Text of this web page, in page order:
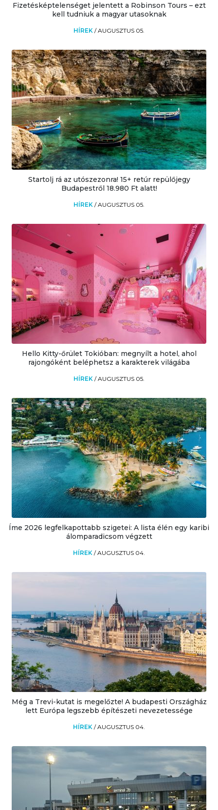
Fizetésképtelenséget jelentett a Robinson Tours – ezt
kell tudniuk a magyar utasoknak
HÍREK /AUGUSZTUS 05.
Startolj rá az utószezonra! 15+ retúr repülőjegy
Budapestről 18.980 Ft alatt!
HÍREK /AUGUSZTUS 05.
Hello Kitty-őrület Tokióban: megnyílt a hotel, ahol
rajongóként beléphetsz a karakterek világába
HÍREK /AUGUSZTUS 05.
Íme 2026 legfelkapottabb szigetei: A lista élén egy karibi
álomparadicsom végzett
HÍREK /AUGUSZTUS 04.
Még a Trevi-kutat is megelőzte! A budapesti Országház
lett Európa legszebb építészeti nevezetessége
HÍREK /AUGUSZTUS 04.